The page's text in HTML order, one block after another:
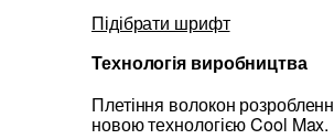
Підібрати шрифт
Технологія виробництва
Плетіння волокон
новою технологією Cool Max.